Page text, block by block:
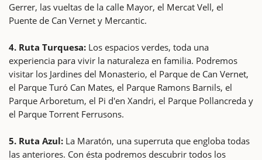
Gerrer, las vueltas de la calle Mayor, el Mercat Vell, el
Puente de Can Vernet y Mercantic.
4. Ruta Turquesa: Los espacios verdes, toda una
experiencia para vivir la naturaleza en familia. Podremos
visitar los Jardines del Monasterio, el Parque de Can Vernet,
el Parque Turó Can Mates, el Parque Ramons Barnils, el
Parque Arboretum, el Pi d'en Xandri, el Parque Pollancreda y
el Parque Torrent Ferrusons.
5. Ruta Azul: La Maratón, una superruta que engloba todas
las anteriores. Con ésta podremos descubrir todos los